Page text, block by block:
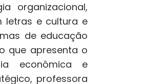
organizacional,
letras e cultura e
de educação
que apresenta o
econômica e
professora